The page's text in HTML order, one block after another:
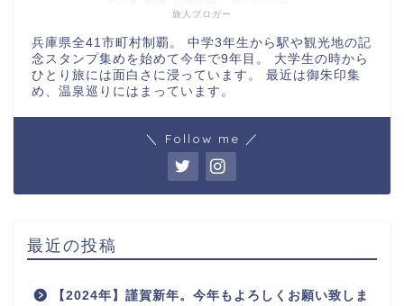
旅人ブロガー
兵庫県全41市町村制覇。 中学3年生から駅や観光地の記
念スタンプ集めを始めて今年で9年目。 大学生の時から
ひとり旅には面白さに浸っています。 最近は御朱印集
め、温泉巡りにはまっています。
＼ Follow me ／
最近の投稿
【2024年】謹賀新年。今年もよろしくお願い致しま